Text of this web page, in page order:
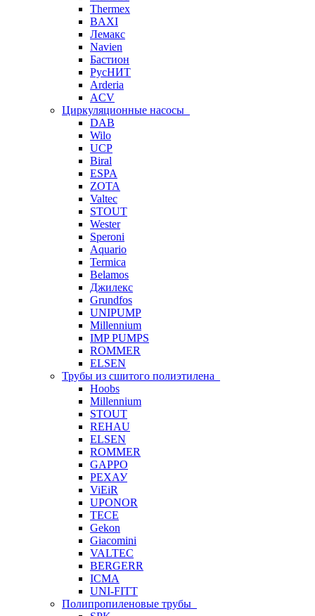
Thermex
BAXI
Лемакс
Navien
Бастион
РусНИТ
Arderia
ACV
Циркуляционные насосы
DAB
Wilo
UCP
Biral
ESPA
ZOTA
Valtec
STOUT
Wester
Speroni
Aquario
Termica
Belamos
Джилекс
Grundfos
UNIPUMP
Millennium
IMP PUMPS
ROMMER
ELSEN
Трубы из сшитого полиэтилена
Hoobs
Millennium
STOUT
REHAU
ELSEN
ROMMER
GAPPO
РЕХАУ
ViEiR
UPONOR
TECE
Gekon
Giacomini
VALTEC
BERGERR
ICMA
UNI-FITT
Полипропиленовые трубы